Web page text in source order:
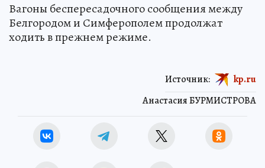
Вагоны беспересадочного сообщения между
Белгородом и Симферополем продолжат
ходить в прежнем режиме.
Анастасия БУРМИСТРОВА
Источник: kp.ru